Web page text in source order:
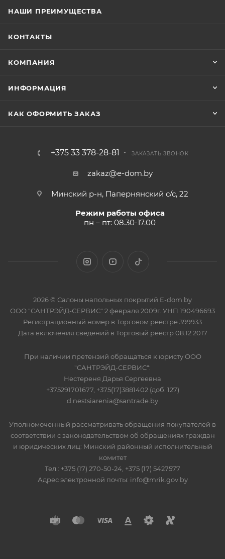
НАШИ ПРЕИМУЩЕСТВА
КОНТАКТЫ
КОМПАНИЯ
ИНФОРМАЦИЯ
КАК ОФОРМИТЬ ЗАКАЗ
+375 33 378-28-81 ЗАКАЗАТЬ ЗВОНОК
zakaz@e-dom.by
Минский р-н, Папернянский с/с, 22
Режим работы офиса
пн – пт: 08.30-17.00
2026 © Салоны напольных покрытий E-dom.by
ООО "САНТРЭЙД-СЕРВИС" 2 февраля 2009г. УНП 190496693
Регистрационный номер в Торговом реестре 399933
Дата включения сведений в Торговый реестр 08.12.2017
При наличии претензий обращаться к юристу ООО
"САНТРЭЙД-СЕРВИС":
Нестереня Дарья Сергеевна
+375291701677, +375(17)3881402 (доб. 127)
d.nestsiarenia@santrade.by
Уполномоченный рассматривать обращения покупателей в
соответствии с законодательством об обращениях граждан
и юридических лиц: Минский районный исполнительный
комитет
Тел.: +375 (17) 270-50-24, +375 (17) 5427577
Адрес электронной почты: info@mrik.gov.by